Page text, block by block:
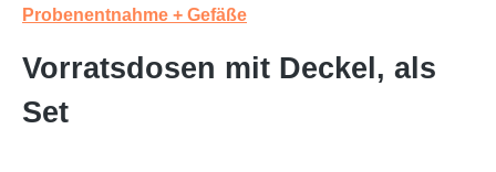
Probenentnahme + Gefäße
Vorratsdosen mit Deckel, als
Set